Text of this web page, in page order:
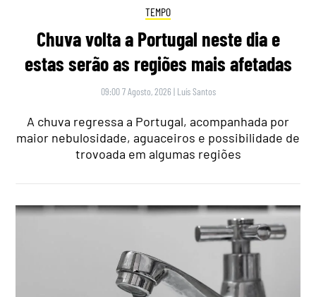
TEMPO
Chuva volta a Portugal neste dia e
estas serão as regiões mais afetadas
09:00 7 Agosto, 2026 | Luís Santos
A chuva regressa a Portugal, acompanhada por
maior nebulosidade, aguaceiros e possibilidade de
trovoada em algumas regiões